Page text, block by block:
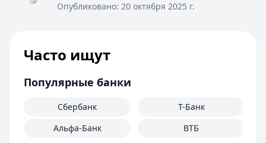
Опубликовано: 20 октября 2025 г.
Часто ищут
Популярные банки
Сбербанк
Альфа-Банк
Т-Банк
ВТБ